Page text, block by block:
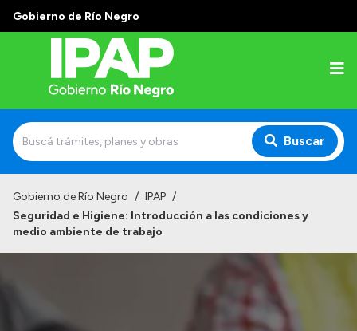
Gobierno de Río Negro
Buscar
Institucional
Gobierno de Río Negro / IPAP /
Seguridad e Higiene: Introducción a las condiciones y
medio ambiente de trabajo